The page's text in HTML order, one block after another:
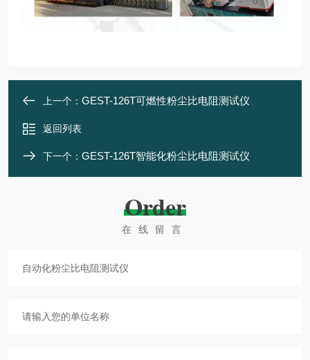
上一个： GEST-126T可燃性粉尘比电阻测试仪
返回列表
下一个： GEST-126T智能化粉尘比电阻测试仪
Order
在线留言